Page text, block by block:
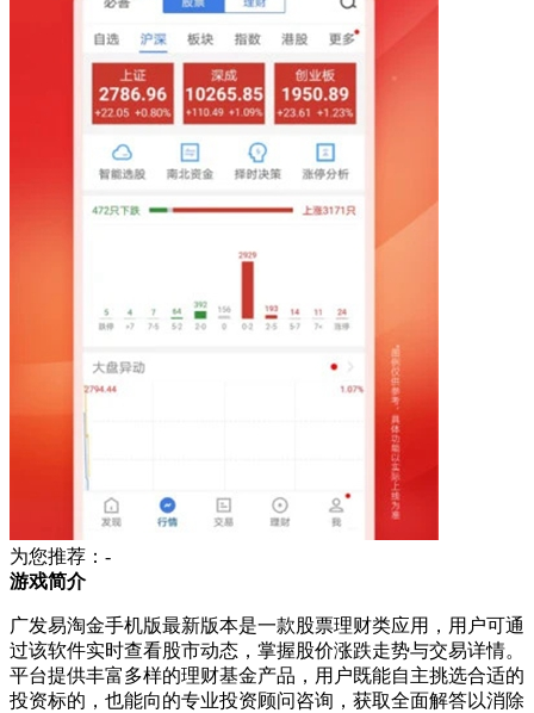
为您推荐：-
游戏简介
广发易淘金手机版最新版本是一款股票理财类应用，用户可通
过该软件实时查看股市动态，掌握股价涨跌走势与交易详情。
平台提供丰富多样的理财基金产品，用户既能自主挑选合适的
投资标的，也能向的专业投资顾问咨询，获取全面解答以消除